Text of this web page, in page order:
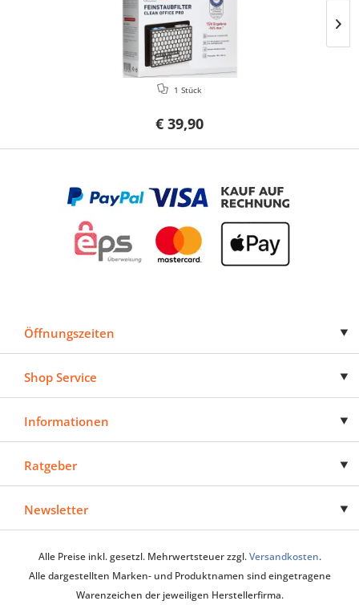
€ 39,90
1 Stück
Öffnungszeiten
Shop Service
Informationen
Ratgeber
Newsletter
Alle Preise inkl. gesetzl. Mehrwertsteuer zzgl.Versandkosten.
Alle dargestellten Marken- und Produktnamen sind eingetragene
Warenzeichen der jeweiligen Herstellerfirma.